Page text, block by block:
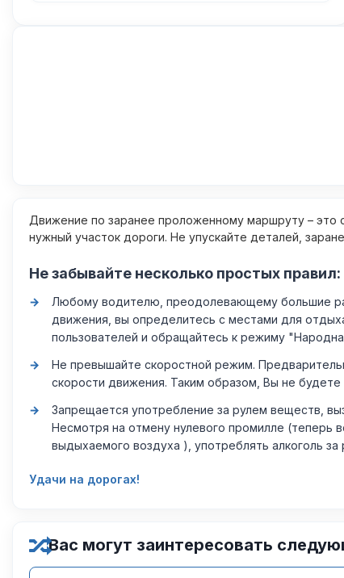
Движение по заранее проложенному маршруту – это
нужный участок дороги. Не упускайте деталей,
Не забывайте несколько простых правил:
Любому водителю, преодолевающему большие
движения, вы определитесь с местами для
пользователей и обращайтесь к режиму
Не превышайте скоростной режим.
скорости движения. Таким образом, Вы не
Запрещается употребление за рулем веществ,
Несмотря на отмену нулевого промилле (теперь
выдыхаемого воздуха ), употреблять алкоголь
Удачи на дорогах!
Вас могут заинтересовать